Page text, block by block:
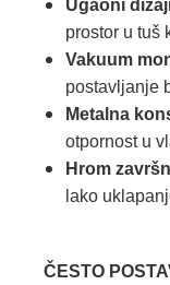
Ugaoni
prostor u tuš
Vakuum
postavljanje
Metalna
otpornost u
Hrom
lako
ČESTO